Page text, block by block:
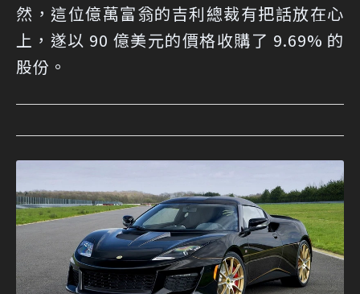
然，這位億萬富翁的吉利總裁有把話放在心
上，遂以 90 億美元的價格收購了 9.69% 的
股份。